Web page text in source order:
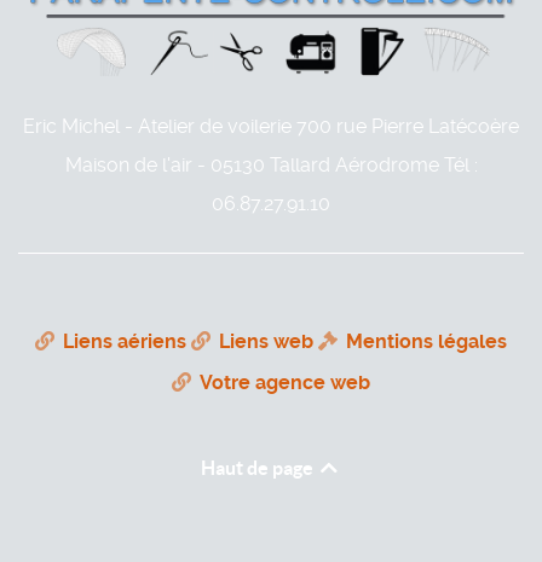
Eric Michel - Atelier de voilerie 700 rue Pierre Latécoère
Maison de l'air - 05130 Tallard Aérodrome Tél :
06.87.27.91.10
Liens aériens Liens web
Mentions légales
Votre agence web
Haut de page